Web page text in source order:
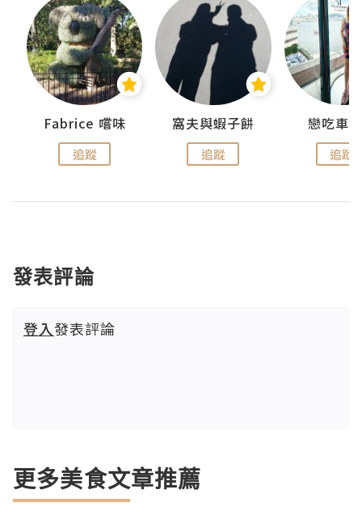
Fabrice 嚐味
追蹤
窩夫與蝦子餅
追蹤
戀吃車
追蹤
發表評論
登入發表評論
更多美食文章推薦